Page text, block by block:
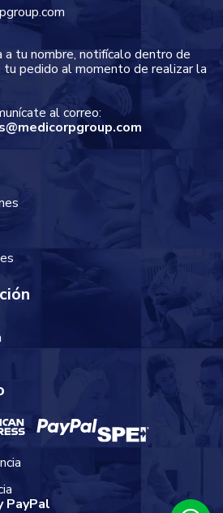
a tu nombre, notifícalo dentro de
pedido al momento de realizar la
al correo:
PayPal